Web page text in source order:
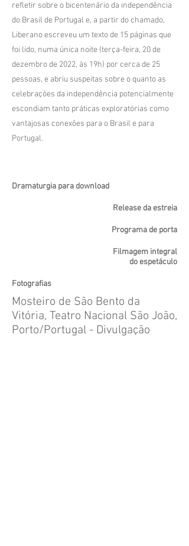
refletir sobre o bicentenário da independência
do Brasil de Portugal e, a partir do chamado,
Liberano escreveu um texto de 15 páginas que
foi lido, numa única noite (terça-feira, 20 de
dezembro de 2022, às 19h) por cerca de 25
pessoas, e abriu suspeitas sobre o quanto as
celebrações da independência potencialmente
escondiam tanto práticas exploratórias como
vantajosas conexões para o Brasil e para
Portugal.
Dramaturgia para download
Release da estreia
Programa de porta
Filmagem integral
do espetáculo
Fotografias
Mosteiro de São Bento da
Vitória, Teatro Nacional São João,
Porto/Portugal - Divulgação